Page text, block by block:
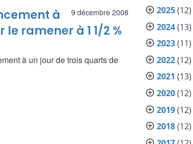
9 décembre 2008
à
ramener à 1 1/2 %
à un jour de trois quarts de
2025(12)
2024(13)
2023(11)
2022(12)
2021 (13)
2020(12)
2019(12)
2018(12)